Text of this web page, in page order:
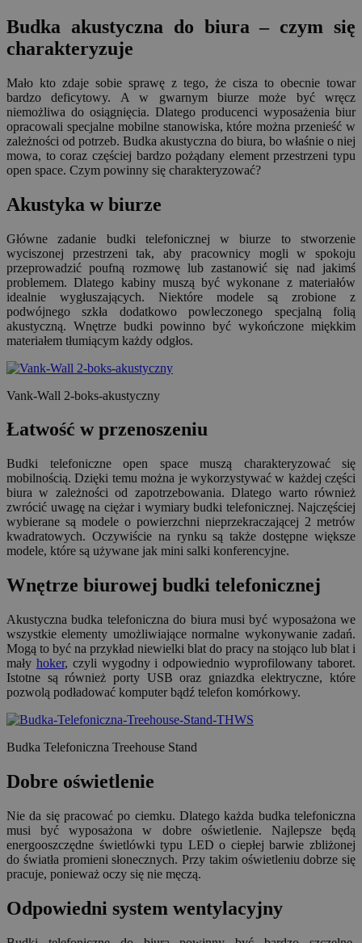
Budka akustyczna do biura – czym się
charakteryzuje
Mało kto zdaje sobie sprawę z tego, że cisza to obecnie towar
bardzo deficytowy. A w gwarnym biurze może być wręcz
niemożliwa do osiągnięcia. Dlatego producenci wyposażenia biur
opracowali specjalne mobilne stanowiska, które można przenieść w
zależności od potrzeb. Budka akustyczna do biura, bo właśnie o niej
mowa, to coraz częściej bardzo pożądany element przestrzeni typu
open space. Czym powinny się charakteryzować?
Akustyka w biurze
Główne zadanie budki telefonicznej w biurze to stworzenie
wyciszonej przestrzeni tak, aby pracownicy mogli w spokoju
przeprowadzić poufną rozmowę lub zastanowić się nad jakimś
problemem. Dlatego kabiny muszą być wykonane z materiałów
idealnie wygłuszających. Niektóre modele są zrobione z
podwójnego szkła dodatkowo powleczonego specjalną folią
akustyczną. Wnętrze budki powinno być wykończone miękkim
materiałem tłumiącym każdy odgłos.
Vank-Wall 2-boks-akustyczny
Łatwość w przenoszeniu
Budki telefoniczne open space muszą charakteryzować się
mobilnością. Dzięki temu można je wykorzystywać w każdej części
biura w zależności od zapotrzebowania. Dlatego warto również
zwrócić uwagę na ciężar i wymiary budki telefonicznej. Najczęściej
wybierane są modele o powierzchni nieprzekraczającej 2 metrów
kwadratowych. Oczywiście na rynku są także dostępne większe
modele, które są używane jak mini salki konferencyjne.
Wnętrze biurowej budki telefonicznej
Akustyczna budka telefoniczna do biura musi być wyposażona we
wszystkie elementy umożliwiające normalne wykonywanie zadań.
Mogą to być na przykład niewielki blat do pracy na stojąco lub blat i
mały hoker, czyli wygodny i odpowiednio wyprofilowany taboret.
Istotne są również porty USB oraz gniazdka elektryczne, które
pozwolą podładować komputer bądź telefon komórkowy.
Budka Telefoniczna Treehouse Stand
Dobre oświetlenie
Nie da się pracować po ciemku. Dlatego każda budka telefoniczna
musi być wyposażona w dobre oświetlenie. Najlepsze będą
energooszczędne świetlówki typu LED o ciepłej barwie zbliżonej
do światła promieni słonecznych. Przy takim oświetleniu dobrze się
pracuje, ponieważ oczy się nie męczą.
Odpowiedni system wentylacyjny